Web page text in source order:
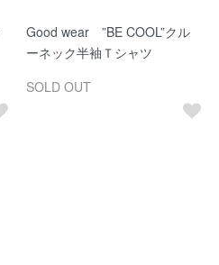
Good wear ”BE COOL”クル
ーネック半袖Ｔシャツ
SOLD OUT